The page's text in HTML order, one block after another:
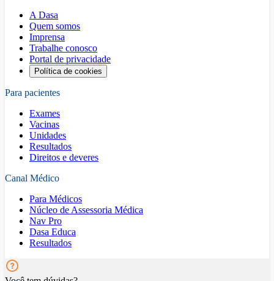
A Dasa
Quem somos
Imprensa
Trabalhe conosco
Portal de privacidade
Política de cookies
Para pacientes
Exames
Vacinas
Unidades
Resultados
Direitos e deveres
Canal Médico
Para Médicos
Núcleo de Assessoria Médica
Nav Pro
Dasa Educa
Resultados